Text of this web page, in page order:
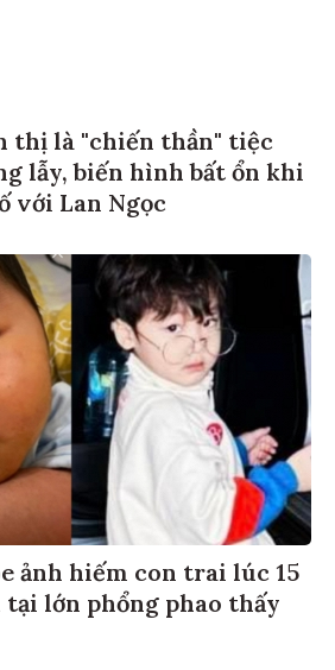
thị là "chiến thần" tiệc
lẫy, biến hình bất ổn khi
với Lan Ngọc
ảnh hiếm con trai lúc 15
lớn phổng phao thấy